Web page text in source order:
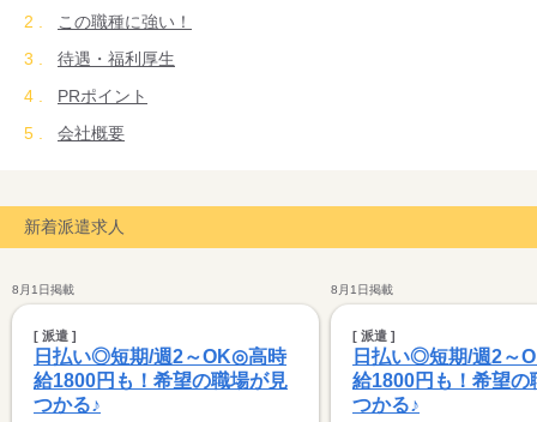
POINT2【有給消化率が高い】
￣￣￣￣￣￣￣￣￣￣￣￣￣￣￣
お休みが取りやすく、
家庭や私生活と両立しやすい環境です！
その結果…
派遣未経験の方にも安心の環境が整っています◎
そんな方でも、安心！
この職種に強い！
待遇・福利厚生
PRポイント
会社概要
新着派遣求人
8月1日掲載
[ 派遣 ]
日払い◎短期/週2～OK◎高時
給1800円も！希望の職場が見
つかる♪
8月1日掲載
[ 派遣 ]
日払い◎短期/週2～
給1800円も！希望の
つかる♪